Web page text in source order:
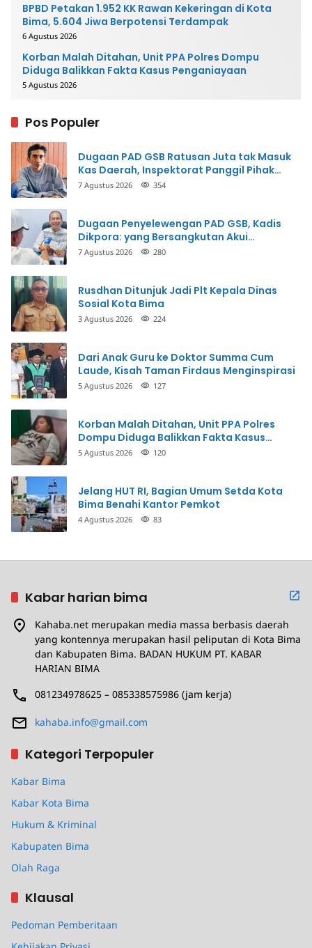
BPBD Petakan 1.952 KK Rawan Kekeringan di Kota
Bima, 5.604 Jiwa Berpotensi Terdampak
6 Agustus 2026
Korban Malah Ditahan, Unit PPA Polres Dompu
Diduga Balikkan Fakta Kasus Penganiayaan
5 Agustus 2026
Pos Populer
Dugaan PAD GSB Ratusan Juta tak Masuk
Kas Daerah, Inspektorat Panggil Pihak
Terkait
7 Agustus 2026 354
Dugaan Penyelewengan PAD GSB, Kadis
Dikpora: yang Bersangkutan Akui
Perbuatannya dan Siap Mengembalikan
7 Agustus 2026 280
Rusdhan Ditunjuk Jadi Plt Kepala Dinas
Sosial Kota Bima
3 Agustus 2026 224
Dari Anak Guru ke Doktor Summa Cum
Laude, Kisah Taman Firdaus Menginspirasi
5 Agustus 2026 127
Korban Malah Ditahan, Unit PPA Polres
Dompu Diduga Balikkan Fakta Kasus
Penganiayaan
5 Agustus 2026 120
Jelang HUT RI, Bagian Umum Setda Kota
Bima Benahi Kantor Pemkot
4 Agustus 2026 83
Kabar harian bima
Kahaba.net merupakan media massa berbasis daerah
yang kontennya merupakan hasil peliputan di Kota Bima
dan Kabupaten Bima. BADAN HUKUM PT. KABAR
HARIAN BIMA
081234978625 – 085338575986 (jam kerja)
kahaba.info@gmail.com
Kategori Terpopuler
Kabar Bima
Kabar Kota Bima
Hukum & Kriminal
Kabupaten Bima
Olah Raga
Klausal
Pedoman Pemberitaan